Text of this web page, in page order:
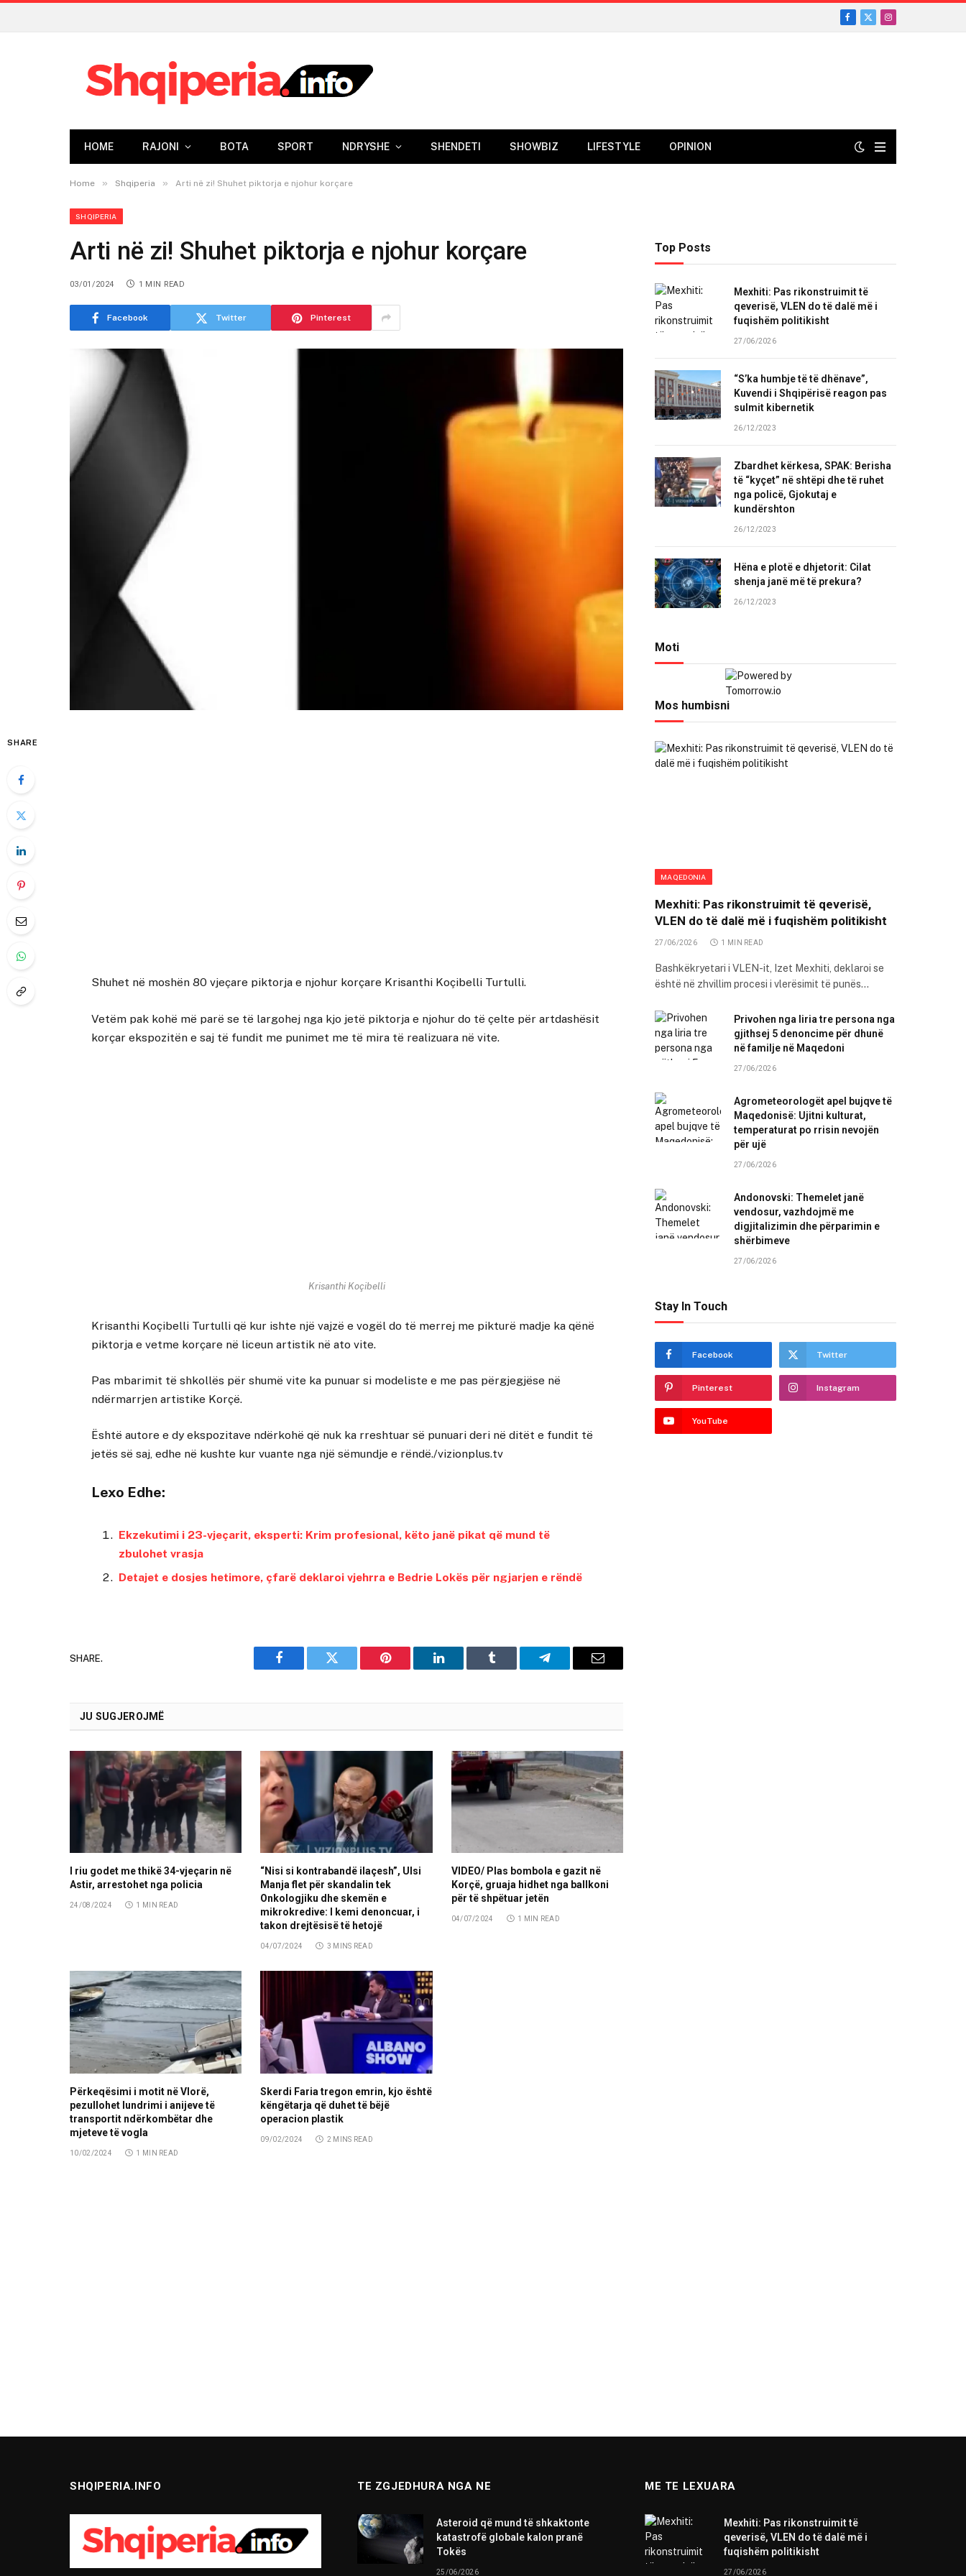
Facebook
X
Instagram
HOME RAJONI BOTA SPORT NDRYSHE SHENDETI SHOWBIZ LIFESTYLE OPINION
Home » Shqiperia » Arti në zi! Shuhet piktorja e njohur korçare
SHQIPERIA
Arti në zi! Shuhet piktorja e njohur korçare
03/01/2024 1 MIN READ
Facebook Twitter Pinterest
SHARE
Shuhet në moshën 80 vjeçare piktorja e njohur korçare Krisanthi Koçibelli Turtulli.
Vetëm pak kohë më parë se të largohej nga kjo jetë piktorja e njohur do të çelte për artdashësit
korçar ekspozitën e saj të fundit me punimet me të mira të realizuara në vite.
Krisanthi Koçibelli
Krisanthi Koçibelli Turtulli që kur ishte një vajzë e vogël do të merrej me pikturë madje ka qënë
piktorja e vetme korçare në liceun artistik në ato vite.
Pas mbarimit të shkollës për shumë vite ka punuar si modeliste e me pas përgjegjëse në
ndërmarrjen artistike Korçë.
Është autore e dy ekspozitave ndërkohë që nuk ka rreshtuar së punuari deri në ditët e fundit të
jetës së saj, edhe në kushte kur vuante nga një sëmundje e rëndë./vizionplus.tv
Lexo Edhe:
Ekzekutimi i 23-vjeçarit, eksperti: Krim profesional, këto janë pikat që mund të
zbulohet vrasja
Detajet e dosjes hetimore, çfarë deklaroi vjehrra e Bedrie Lokës për ngjarjen e rëndë
SHARE.
Facebook Twitter Pinterest LinkedIn Tumblr Telegram Email
JU SUGJEROJMË
I riu godet me thikë 34-vjeçarin në
Astir, arrestohet nga policia
24/08/2024 1 MIN READ
“Nisi si kontrabandë ilaçesh”, Ulsi
Manja flet për skandalin tek
Onkologjiku dhe skemën e
mikrokredive: I kemi denoncuar, i
takon drejtësisë të hetojë
04/07/2024 3 MINS READ
VIDEO/ Plas bombola e gazit në
Korçë, gruaja hidhet nga ballkoni
për të shpëtuar jetën
04/07/2024 1 MIN READ
Përkeqësimi i motit në Vlorë,
pezullohet lundrimi i anijeve të
transportit ndërkombëtar dhe
mjeteve të vogla
10/02/2024 1 MIN READ
Skerdi Faria tregon emrin, kjo është
këngëtarja që duhet të bëjë
operacion plastik
09/02/2024 2 MINS READ
Top Posts
Mexhiti: Pas rikonstruimit të
qeverisë, VLEN do të dalë më i
fuqishëm politikisht
27/06/2026
“S’ka humbje të të dhënave”,
Kuvendi i Shqipërisë reagon pas
sulmit kibernetik
26/12/2023
Zbardhet kërkesa, SPAK: Berisha
të “kyçet” në shtëpi dhe të ruhet
nga policë, Gjokutaj e
kundërshton
26/12/2023
Hëna e plotë e dhjetorit: Cilat
shenja janë më të prekura?
26/12/2023
Moti
Mos humbisni
MAQEDONIA
Mexhiti: Pas rikonstruimit të qeverisë,
VLEN do të dalë më i fuqishëm politikisht
27/06/2026 1 MIN READ
Bashkëkryetari i VLEN-it, Izet Mexhiti, deklaroi se
është në zhvillim procesi i vlerësimit të punës…
Privohen nga liria tre persona nga
gjithsej 5 denoncime për dhunë
në familje në Maqedoni
27/06/2026
Agrometeorologët apel bujqve të
Maqedonisë: Ujitni kulturat,
temperaturat po rrisin nevojën
për ujë
27/06/2026
Andonovski: Themelet janë
vendosur, vazhdojmë me
digjitalizimin dhe përparimin e
shërbimeve
27/06/2026
Stay In Touch
Facebook Twitter
Pinterest Instagram
YouTube
SHQIPERIA.INFO TE ZGJEDHURA NGA NE
Asteroid që mund të shkaktonte
katastrofë globale kalon pranë
Tokës
25/06/2026
ME TE LEXUARA
Mexhiti: Pas rikonstruimit të
qeverisë, VLEN do të dalë më i
fuqishëm politikisht
27/06/2026